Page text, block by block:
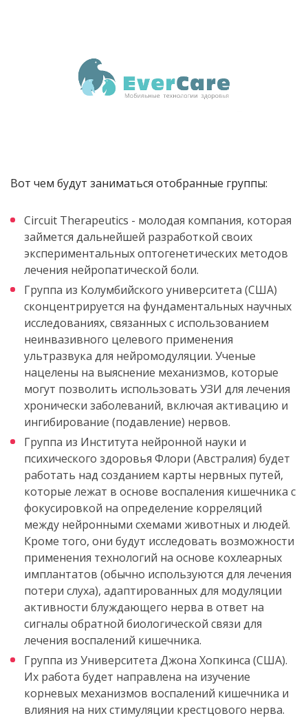
Вот чем будут заниматься отобранные группы:
Circuit Therapeutics - молодая компания, которая
займется дальнейшей разработкой своих
экспериментальных оптогенетических методов
лечения нейропатической боли.
Группа из Колумбийского университета (США)
сконцентрируется на фундаментальных научных
исследованиях, связанных с использованием
неинвазивного целевого применения
ультразвука для нейромодуляции. Ученые
нацелены на выяснение механизмов, которые
могут позволить использовать УЗИ для лечения
хронически заболеваний, включая активацию и
ингибирование (подавление) нервов.
Группа из Института нейронной науки и
психического здоровья Флори (Австралия) будет
работать над созданием карты нервных путей,
которые лежат в основе воспаления кишечника с
фокусировкой на определение корреляций
между нейронными схемами животных и людей.
Кроме того, они будут исследовать возможности
применения технологий на основе кохлеарных
имплантатов (обычно используются для лечения
потери слуха), адаптированных для модуляции
активности блуждающего нерва в ответ на
сигналы обратной биологической связи для
лечения воспалений кишечника.
Группа из Университета Джона Хопкинса (США).
Их работа будет направлена на изучение
корневых механизмов воспалений кишечника и
влияния на них стимуляции крестцового нерва.